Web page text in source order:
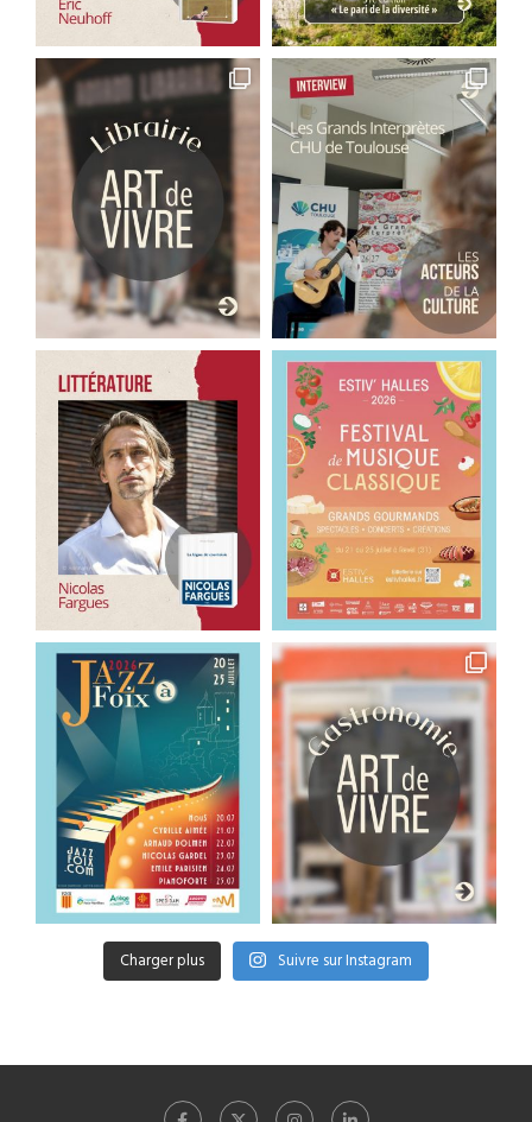
Charger plus Suivre sur Instagram